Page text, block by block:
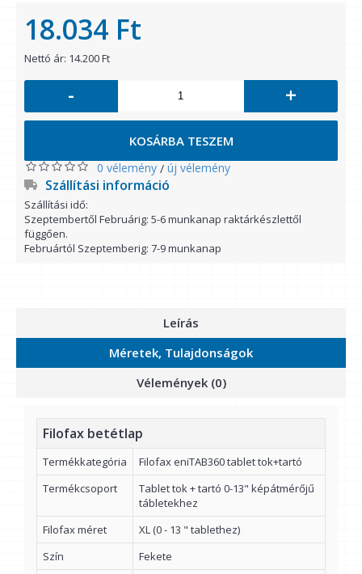
18.034 Ft
Nettó ár: 14.200 Ft
- +
KOSÁRBA TESZEM
0 vélemény / új vélemény
Szállítási információ
Szállítási idő:
Szeptembertől Februárig: 5-6 munkanap raktárkészlettől
függően.
Februártól Szeptemberig: 7-9 munkanap
Leírás
Méretek, Tulajdonságok
Vélemények (0)
Filofax betétlap
Termékkategória
Filofax eniTAB360 tablet tok+tartó
Termékcsoport
Tablet tok + tartó 0-13" képátmérőjű
tábletekhez
Filofax méret
XL (0 - 13 " tablethez)
Szín
Fekete